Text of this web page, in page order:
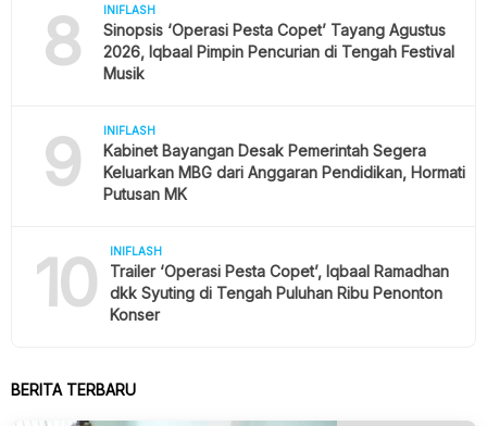
8 INIFLASH
Sinopsis ‘Operasi Pesta Copet’ Tayang Agustus
2026, Iqbaal Pimpin Pencurian di Tengah Festival
Musik
9 INIFLASH
Kabinet Bayangan Desak Pemerintah Segera
Keluarkan MBG dari Anggaran Pendidikan, Hormati
Putusan MK
10 INIFLASH
Trailer ‘Operasi Pesta Copet’, Iqbaal Ramadhan
dkk Syuting di Tengah Puluhan Ribu Penonton
Konser
BERITA TERBARU